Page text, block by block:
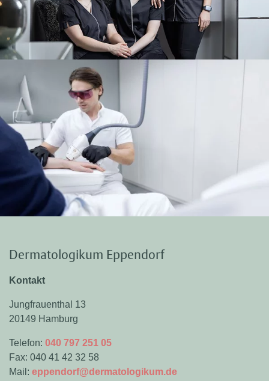
Dermatologikum Eppendorf
Kontakt
Jungfrauenthal 13
20149 Hamburg
Telefon: 040 797 251 05
Fax: 040 41 42 32 58
Mail: eppendorf@dermatologikum.de